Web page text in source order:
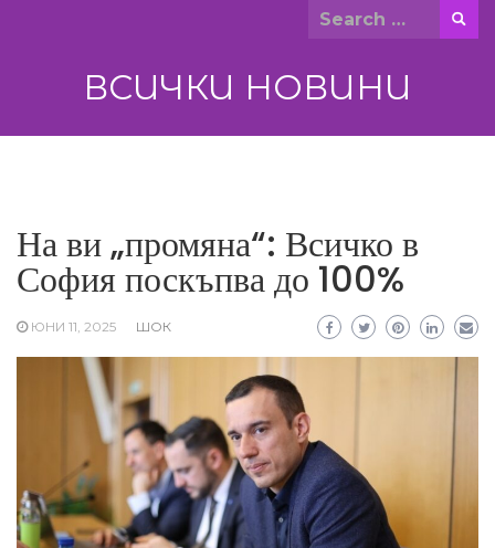
Search
ВСИЧКИ НОВИНИ
На ви „промяна“: Всичко в
София поскъпва до 100%
ЮНИ 11, 2025 ШОК